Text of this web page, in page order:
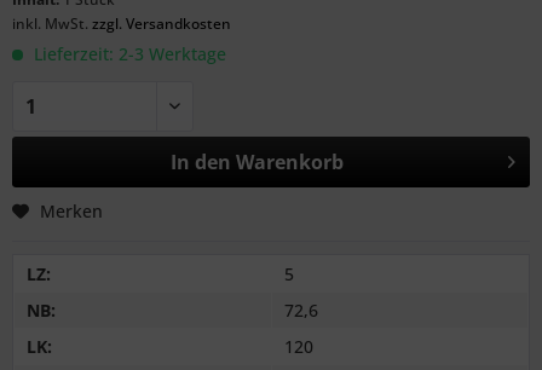
inkl. MwSt. zzgl. Versandkosten
Lieferzeit: 2-3 Werktage
In den Warenkorb
Merken
LZ:
5
NB:
72,6
LK:
120